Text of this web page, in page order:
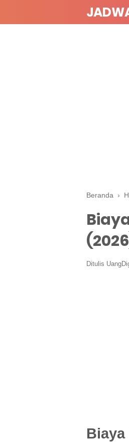
Beranda ›
Ditulis